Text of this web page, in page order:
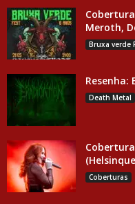
Meroth,
Bruxa verde
Resenha:
Death Metal
Coberturas